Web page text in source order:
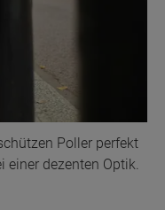
Poller perfekt
einer dezenten Optik.